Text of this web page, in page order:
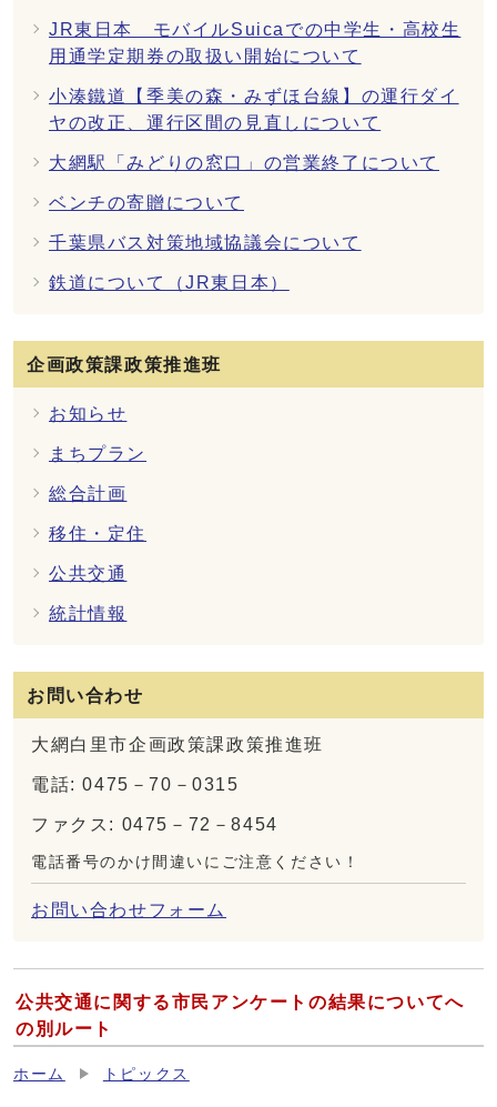
JR東日本 モバイルSuicaでの中学生・高校生
用通学定期券の取扱い開始について
小湊鐵道【季美の森・みずほ台線】の運行ダイ
ヤの改正、運行区間の見直しについて
大網駅「みどりの窓口」の営業終了について
ベンチの寄贈について
千葉県バス対策地域協議会について
鉄道について（JR東日本）
企画政策課政策推進班
お知らせ
まちプラン
総合計画
移住・定住
公共交通
統計情報
お問い合わせ
大網白里市企画政策課政策推進班
電話: 0475－70－0315
ファクス: 0475－72－8454
電話番号のかけ間違いにご注意ください！
お問い合わせフォーム
公共交通に関する市民アンケートの結果についてへ
の別ルート
ホーム トピックス